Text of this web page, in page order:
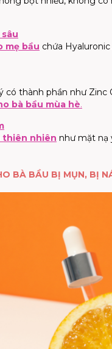
mẹ bầu chứa
thành phần như Zinc
bà bầu mùa hè.
thiên nhiên như mặt nạ
BÀ BẦU BỊ MỤN, BỊ